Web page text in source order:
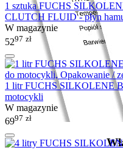
1 sztuka FUCHS
CLUTCH FLUID - płyn
W magazynie
5297 zł
1 litr FUCHS SILKOLENE
motocykli
W magazynie
6997 zł